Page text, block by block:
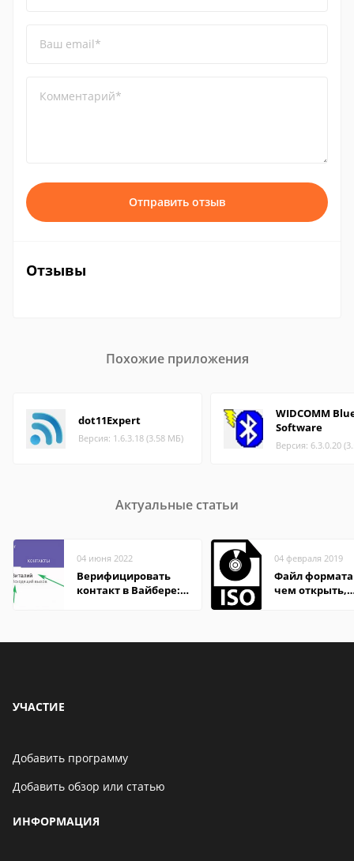
Ваш email*
Комментарий*
Отправить отзыв
Отзывы
Похожие приложения
dot11Expert
Версия: 1.6.3.18 (3.58 МБ)
WIDCOMM
Software
Версия: 6.3.0.20
Актуальные статьи
04 июня 2022
Верифицировать
контакт в Вайбере:
04 февраля 2019
Файл формата
чем открыть,
УЧАСТИЕ
Добавить программу
Добавить обзор или статью
ИНФОРМАЦИЯ